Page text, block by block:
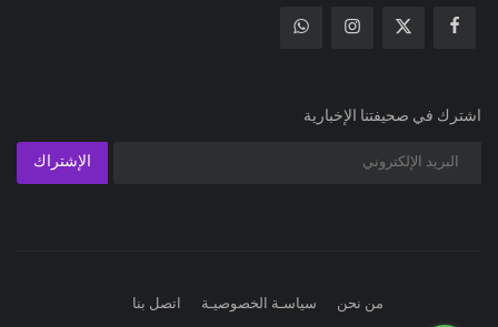
اشترك في صحيفتنا الإخبارية
الإشتراك
من نحن سياسـة الخصوصيـة اتصل بنا